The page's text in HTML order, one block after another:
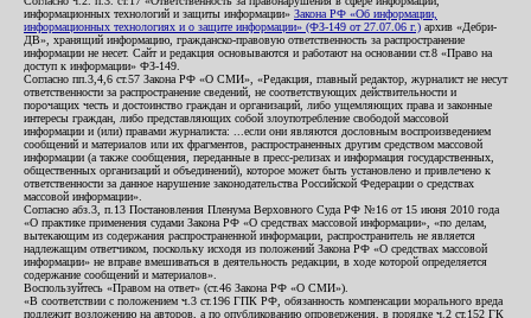
информационных технологий и защиты информации» Закона РФ «Об информации,
информационных технологиях и о защите информации» (ФЗ-149 от 27.07.06 г.) архив «Дебри-
ДВ», хранящий информацию, гражданско-правовую ответственность за распространение
информации не несет. Сайт и редакция основываются и работают на основании ст.8 «Право на
доступ к информации» ФЗ-149.
Согласно пп.3,4,6 ст.57 Закона РФ «О СМИ», «Редакция, главный редактор, журналист не несут
ответственности за распространение сведений, не соответствующих действительности и
порочащих честь и достоинство граждан и организаций, либо ущемляющих права и законные
интересы граждан, либо представляющих собой злоупотребление свободой массовой
информации и (или) правами журналиста: ...если они являются дословным воспроизведением
сообщений и материалов или их фрагментов, распространенных другим средством массовой
информации (а также сообщения, переданные в пресс-релизах и информация государственных,
общественных организаций и объединений), которое может быть установлено и привлечено к
ответственности за данное нарушение законодательства Российской Федерации о средствах
массовой информации».
Согласно абз.3, п.13 Постановления Пленума Верховного Суда РФ №16 от 15 июня 2010 года
«О практике применения судами Закона РФ «О средствах массовой информации», «по делам,
вытекающим из содержания распространенной информации, распространитель не является
надлежащим ответчиком, поскольку исходя из положений Закона РФ «О средствах массовой
информации» не вправе вмешиваться в деятельность редакции, в ходе которой определяется
содержание сообщений и материалов».
Воспользуйтесь «Правом на ответ» (ст.46 Закона РФ «О СМИ»).
«В соответствии с положением ч.3 ст.196 ГПК РФ, обязанность компенсации морального вреда
подлежит возложению на авторов, а по опубликованию опровержения, в порядке ч.2 ст.152 ГК